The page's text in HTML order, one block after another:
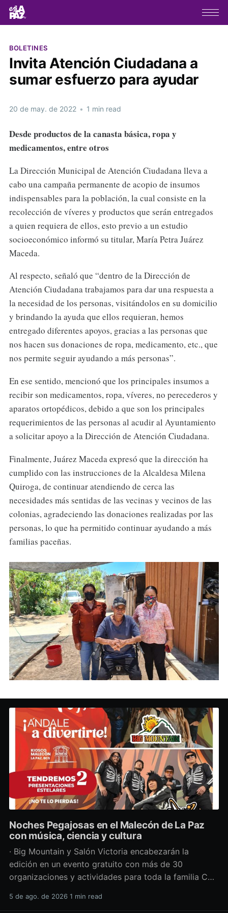
BOLETINES
Invita Atención Ciudadana a
sumar esfuerzo para ayudar
20 de may. de 2022 • 1 min read
Desde productos de la canasta básica, ropa y
medicamentos, entre otros
La Dirección Municipal de Atención Ciudadana lleva a
cabo una campaña permanente de acopio de insumos
indispensables para la población, la cual consiste en la
recolección de víveres y productos que serán entregados
a quien requiera de ellos, esto previo a un estudio
socioeconómico informó su titular, María Petra Juárez
Maceda.
Al respecto, señaló que “dentro de la Dirección de
Atención Ciudadana trabajamos para dar una respuesta a
la necesidad de los personas, visitándolos en su domicilio
y brindando la ayuda que ellos requieran, hemos
entregado diferentes apoyos, gracias a las personas que
nos hacen sus donaciones de ropa, medicamento, etc., que
nos permite seguir ayudando a más personas”.
En ese sentido, mencionó que los principales insumos a
recibir son medicamentos, ropa, víveres, no perecederos y
aparatos ortopédicos, debido a que son los principales
requerimientos de las personas al acudir al Ayuntamiento
a solicitar apoyo a la Dirección de Atención Ciudadana.
Finalmente, Juárez Maceda expresó que la dirección ha
cumplido con las instrucciones de la Alcaldesa Milena
Quiroga, de continuar atendiendo de cerca las
necesidades más sentidas de las vecinas y vecinos de las
colonias, agradeciendo las donaciones realizadas por las
personas, lo que ha permitido continuar ayudando a más
familias paceñas.
Noches Pegajosas en el Malecón de La Paz
con música, ciencia y cultura
· Big Mountain y Salón Victoria encabezarán la
edición en un evento gratuito con más de 30
organizaciones y actividades para toda la familia Con
divulgación científica y actividades culturales
5 de ago. de 2026 1 min read